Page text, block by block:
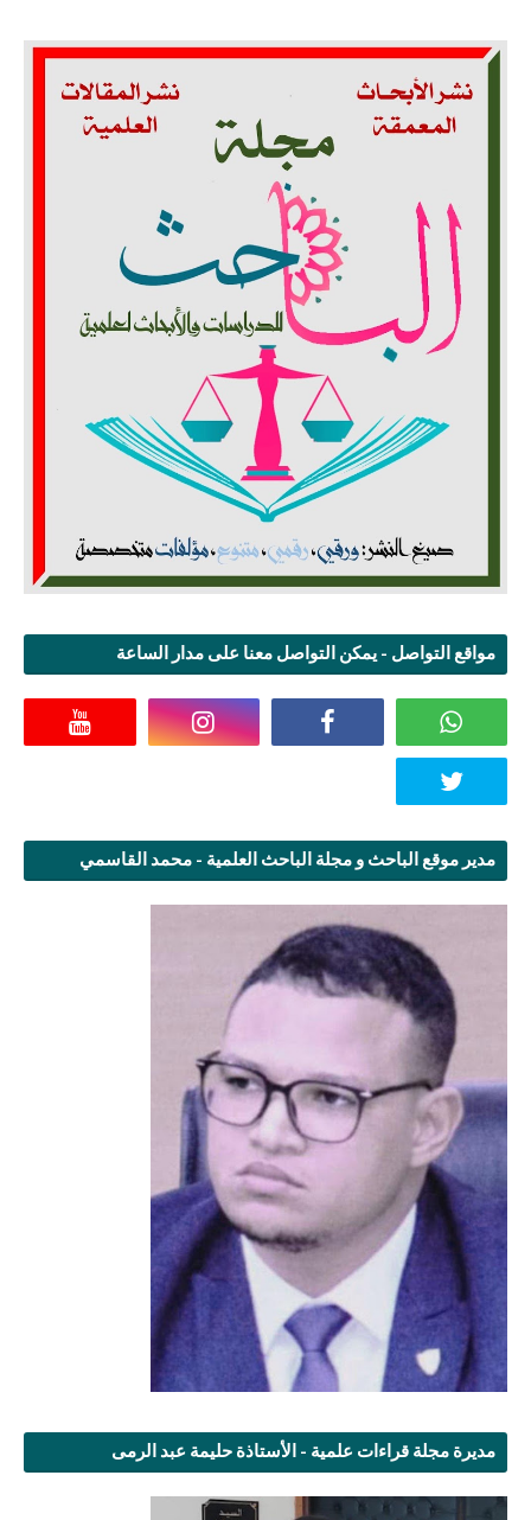
مواقع التواصل - يمكن التواصل معنا على مدار الساعة
مدير موقع الباحث و مجلة الباحث العلمية - محمد القاسمي
مديرة مجلة قراءات علمية - الأستاذة حليمة عبد الرمى